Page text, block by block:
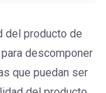
del producto de
descomponer
que puedan ser